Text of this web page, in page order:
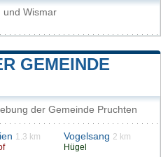
und Wismar
GEMEINDE
der Gemeinde Pruchten
1.3 km
Vogelsang 2 km
Hügel